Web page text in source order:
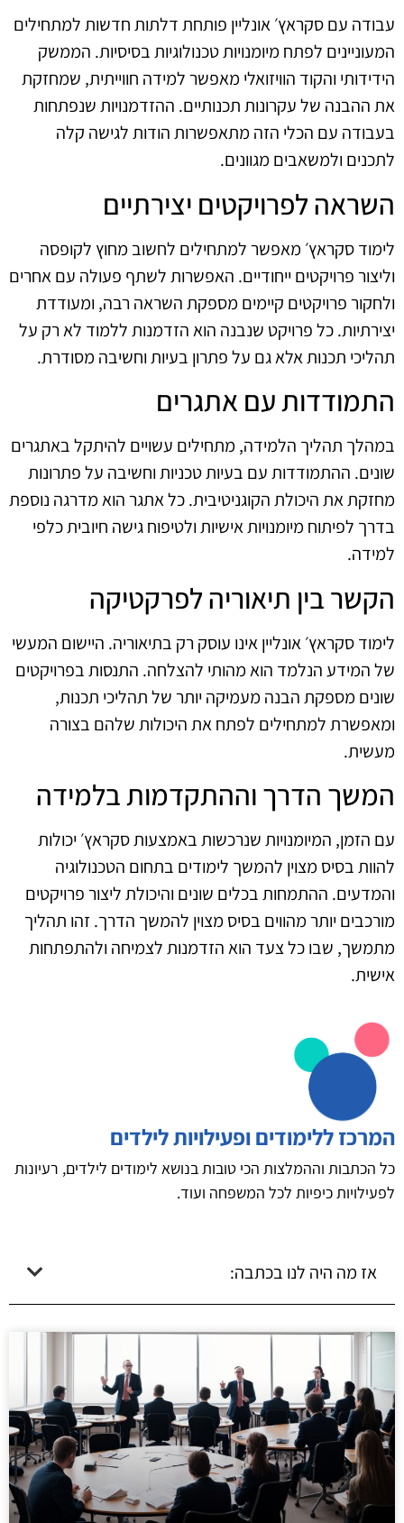
עבודה עם סקראץ׳ אונליין פותחת דלתות חדשות למתחילים
המעוניינים לפתח מיומנויות טכנולוגיות בסיסיות. הממשק
הידידותי והקוד הוויזואלי מאפשר למידה חווייתית, שמחזקת
את ההבנה של עקרונות תכנותיים. ההזדמנויות שנפתחות
בעבודה עם הכלי הזה מתאפשרות הודות לגישה קלה
לתכנים ולמשאבים מגוונים.
השראה לפרויקטים יצירתיים
לימוד סקראץ׳ מאפשר למתחילים לחשוב מחוץ לקופסה
וליצור פרויקטים ייחודיים. האפשרות לשתף פעולה עם אחרים
ולחקור פרויקטים קיימים מספקת השראה רבה, ומעודדת
יצירתיות. כל פרויקט שנבנה הוא הזדמנות ללמוד לא רק על
תהליכי תכנות אלא גם על פתרון בעיות וחשיבה מסודרת.
התמודדות עם אתגרים
במהלך תהליך הלמידה, מתחילים עשויים להיתקל באתגרים
שונים. ההתמודדות עם בעיות טכניות וחשיבה על פתרונות
מחזקת את היכולת הקוגניטיבית. כל אתגר הוא מדרגה נוספת
בדרך לפיתוח מיומנויות אישיות ולטיפוח גישה חיובית כלפי
למידה.
הקשר בין תיאוריה לפרקטיקה
לימוד סקראץ׳ אונליין אינו עוסק רק בתיאוריה. היישום המעשי
של המידע הנלמד הוא מהותי להצלחה. התנסות בפרויקטים
שונים מספקת הבנה מעמיקה יותר של תהליכי תכנות,
ומאפשרת למתחילים לפתח את היכולות שלהם בצורה
מעשית.
המשך הדרך וההתקדמות בלמידה
עם הזמן, המיומנויות שנרכשות באמצעות סקראץ׳ יכולות
להוות בסיס מצוין להמשך לימודים בתחום הטכנולוגיה
והמדעים. ההתמחות בכלים שונים והיכולת ליצור פרויקטים
מורכבים יותר מהווים בסיס מצוין להמשך הדרך. זהו תהליך
מתמשך, שבו כל צעד הוא הזדמנות לצמיחה ולהתפתחות
אישית.
המרכז ללימודים ופעילויות לילדים
כל הכתבות וההמלצות הכי טובות בנושא לימודים לילדים, רעיונות
לפעילויות כיפיות לכל המשפחה ועוד.
אז מה היה לנו בכתבה: